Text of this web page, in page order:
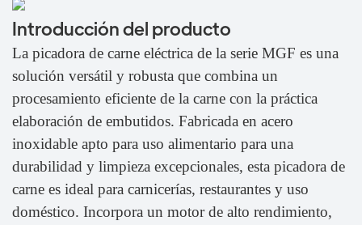
Introducción del producto
La picadora de carne eléctrica de la serie MGF es una
solución versátil y robusta que combina un
procesamiento eficiente de la carne con la práctica
elaboración de embutidos. Fabricada en acero
inoxidable apto para uso alimentario para una
durabilidad y limpieza excepcionales, esta picadora de
carne es ideal para carnicerías, restaurantes y uso
doméstico. Incorpora un motor de alto rendimiento,